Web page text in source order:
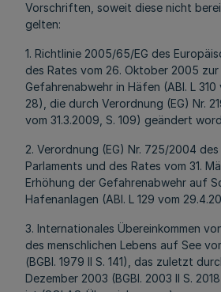
Vorschriften, soweit diese nicht
gelten:
1. Richtlinie 2005/65/EG des
des Rates vom 26. Oktober 2005
Gefahrenabwehr in Häfen (ABl. L 310
28), die durch Verordnung (EG) Nr.
vom 31.3.2009, S. 109) geändert
2. Verordnung (EG) Nr. 725/2004
Parlaments und des Rates vom 31.
Erhöhung der Gefahrenabwehr auf
Hafenanlagen (ABl. L 129 vom
3. Internationales Übereinkommen
des menschlichen Lebens auf See
(BGBl. 1979 II S. 141), das zuletzt
Dezember 2003 (BGBl. 2003 II S.